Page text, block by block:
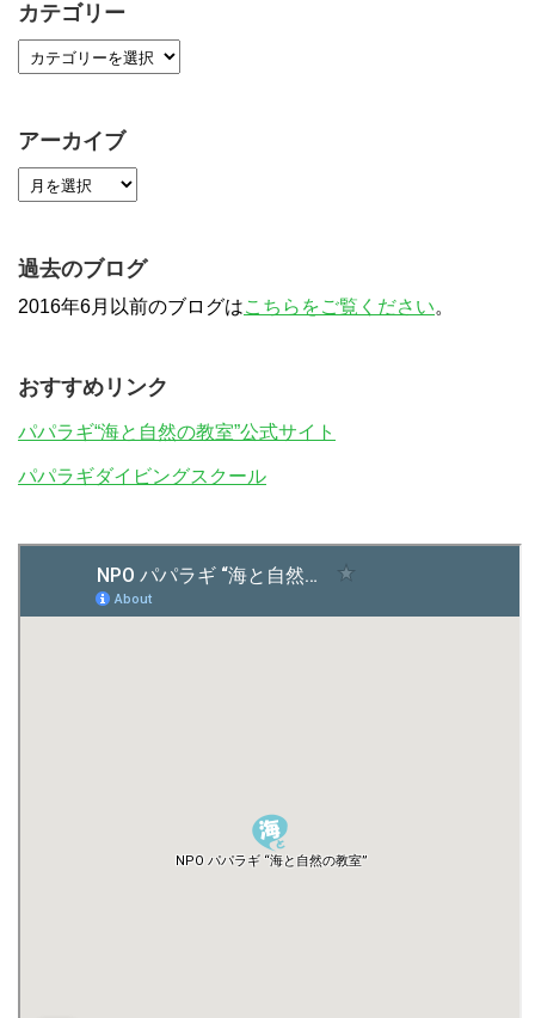
カテゴリー
アーカイブ
過去のブログ
2016年6月以前のブログはこちらをご覧ください。
おすすめリンク
パパラギ“海と自然の教室”公式サイト
パパラギダイビングスクール